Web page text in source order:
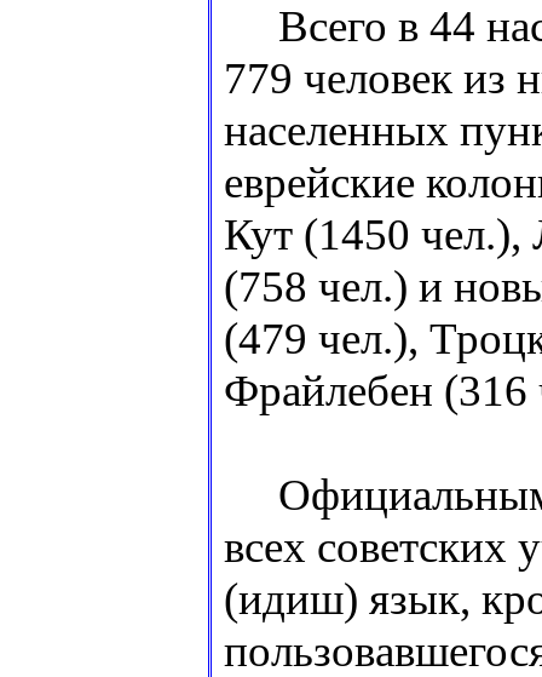
Всего в 44
779 человек из
населенных
еврейские
Кут (1450
(758 чел.) и
(479 чел.),
Фрайлебен (316
Официальным
всех советских
(идиш) язык,